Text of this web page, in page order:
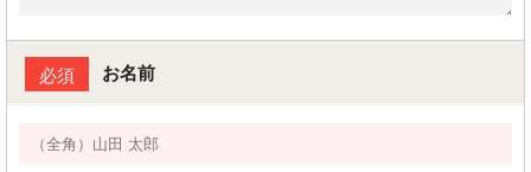
必須 お名前